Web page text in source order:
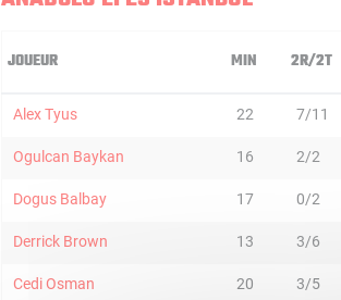
JOUEUR MIN 2R/2T
Alex Tyus 22 7/11
Ogulcan Baykan 16 2/2
Dogus Balbay 17 0/2
Derrick Brown 13 3/6
Cedi Osman 20 3/5